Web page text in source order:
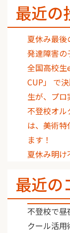
最近の
夏休み最後
発達障害の
全国高校生
CUP」 で
生が、プ
不登校オル
は、美術特
ます！
夏休み明け
最近の
不登校で昼
クール活用